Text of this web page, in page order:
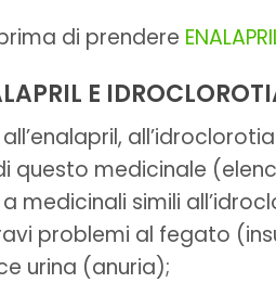
di prendere
E
questo medicinale
medicinali simili
problemi al fegato
urina (anuria);